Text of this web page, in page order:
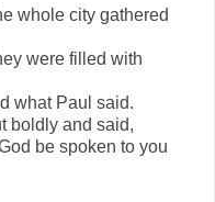
whole city gathered
were filled with
what Paul said.
boldly and said,
be spoken to you